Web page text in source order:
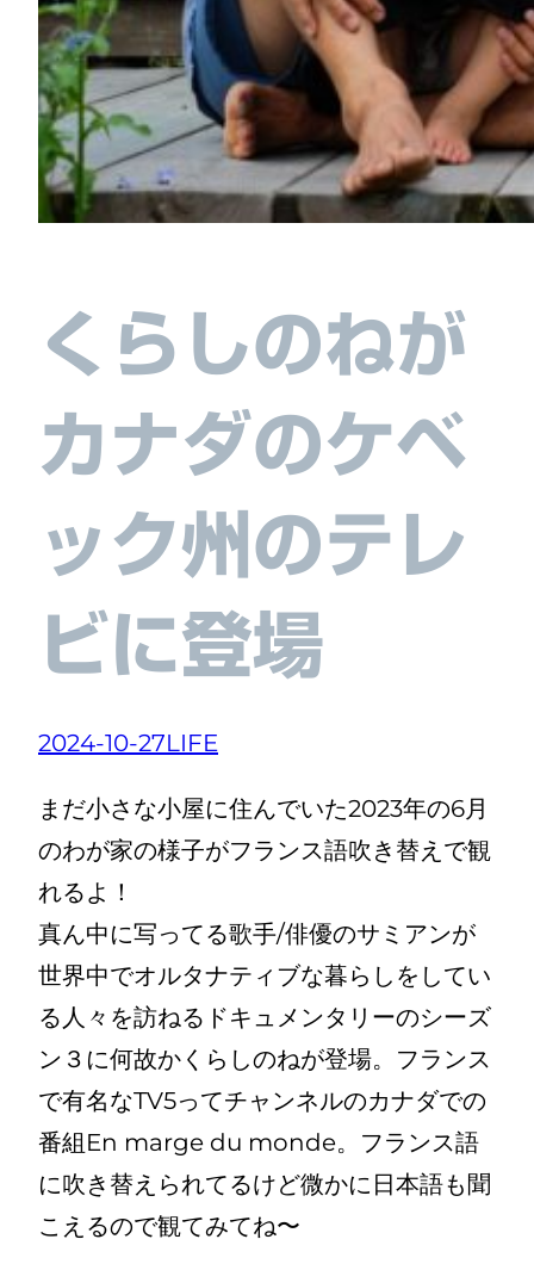
くらしのねが
カナダのケベ
ック州のテレ
ビに登場
2024-10-27LIFE
まだ小さな小屋に住んでいた2023年の6月
のわが家の様子がフランス語吹き替えで観
れるよ！
真ん中に写ってる歌手/俳優のサミアンが
世界中でオルタナティブな暮らしをしてい
る人々を訪ねるドキュメンタリーのシーズ
ン３に何故かくらしのねが登場。フランス
で有名なTV5ってチャンネルのカナダでの
番組En marge du monde。フランス語
に吹き替えられてるけど微かに日本語も聞
こえるので観てみてね〜